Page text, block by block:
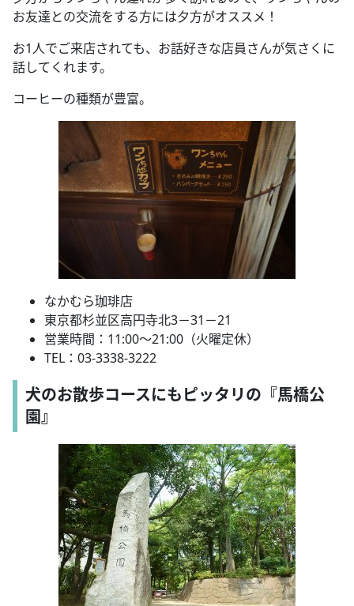
お友達との交流をする方には夕方がオススメ！
お1人でご来店されても、お話好きな店員さんが気さくに
話してくれます。
コーヒーの種類が豊富。
なかむら珈琲店
東京都杉並区高円寺北3－31－21
営業時間：11:00～21:00（火曜定休）
TEL：03-3338-3222
犬のお散歩コースにもピッタリの『馬橋公
園』